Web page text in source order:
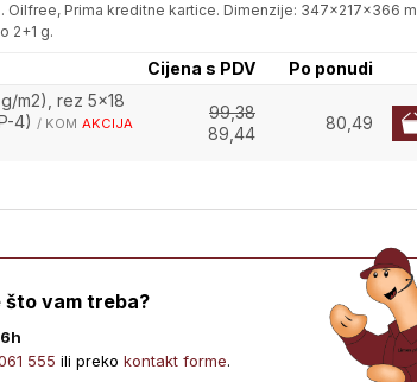
Oilfree, Prima kreditne kartice. Dimenzije: 347x217x366
2+1 g.
Cijena s PDV Po ponudi
m2), rez 5x18
4) / KOM AKCIJA
99,38
89,44
80,49
što vam treba?
555 ili preko kontakt forme.